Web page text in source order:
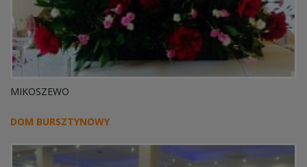
MIKOSZEWO
DOM BURSZTYNOWY